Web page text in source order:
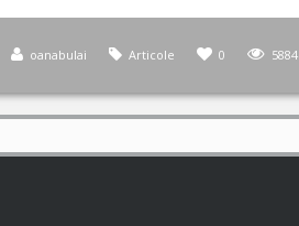
5884
0
Articole
oanabulai